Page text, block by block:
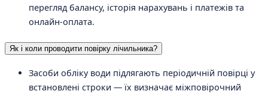
перегляд балансу, історія нарахувань і платежів та
онлайн-оплата.
Як і коли проводити повірку лічильника?
Засоби обліку води підлягають періодичній повірці у
встановлені строки — їх визначає міжповірочний